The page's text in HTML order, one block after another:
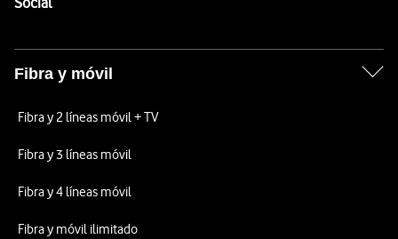
Fibra y móvil
Fibra y 2 líneas móvil + TV
Fibra y 3 líneas móvil
Fibra y 4 líneas móvil
Fibra y móvil ilimitado